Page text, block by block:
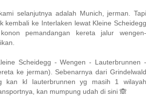
selanjutnya adalah Munich, jerman. Tapi
ke Interlaken lewat Kleine Scheidegg
pemandangan kereta jalur wengen-
Scheidegg - Wengen - Lauterbrunnen -
ke jerman). Sebenarnya dari Grindelwald
kan kl lauterbrunnen yg masih 1 wilayah
kan mumpung udah di sini 🙈